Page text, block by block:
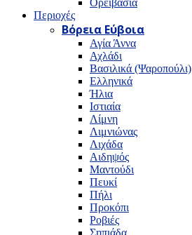
Ορειβασία
Περιοχές
Βόρεια Εύβοια
Αγία Άννα
Αχλάδι
Βασιλικά (Ψαροπούλι)
Ελληνικά
Ήλια
Ιστιαία
Λίμνη
Λιμνιώνας
Λιχάδα
Αιδηψός
Μαντούδι
Πευκί
Πήλι
Προκόπι
Ροβιές